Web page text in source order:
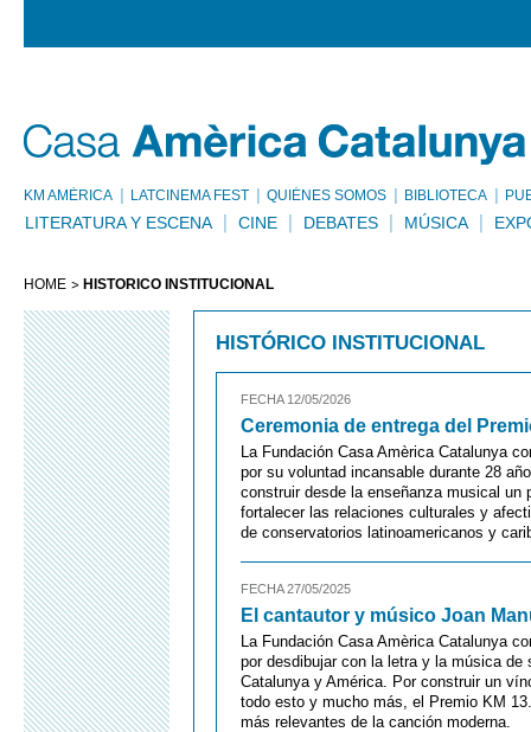
KM AMÈRICA LATCINEMA FEST QUIÉNES SOMOS BIBLIOTECA
LITERATURA Y ESCENA CINE DEBATES MÚSICA
HOME HISTÓRICO INSTITUCIONAL
HISTÓRICO INSTITUCIONAL
FECHA 12/05/2026
Ceremonia de entrega del
La Fundación Casa Amèrica Catalunya
por su voluntad incansable durante 28
construir desde la enseñanza musical un
fortalecer las relaciones culturales y
de conservatorios latinoamericanos y
FECHA 27/05/2025
El cantautor y músico Joan
La Fundación Casa Amèrica Catalunya
por desdibujar con la letra y la música
Catalunya y América. Por construir un
todo esto y mucho más, el Premio KM
más relevantes de la canción moderna.